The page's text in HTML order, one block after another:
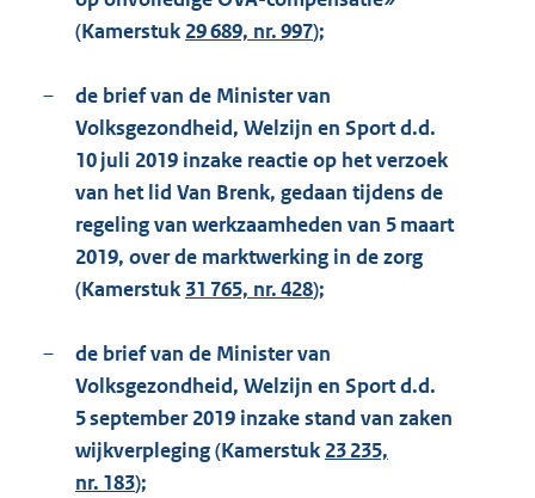
(Kamerstuk 29 689, nr. 997);
–
de brief van de Minister van
Volksgezondheid, Welzijn en Sport d.d.
10 juli 2019 inzake reactie op het verzoek
van het lid Van Brenk, gedaan tijdens de
regeling van werkzaamheden van 5 maart
2019, over de marktwerking in de zorg
(Kamerstuk 31 765, nr. 428);
–
de brief van de Minister van
Volksgezondheid, Welzijn en Sport d.d.
5 september 2019 inzake stand van zaken
wijkverpleging (Kamerstuk 23 235,
nr. 183);